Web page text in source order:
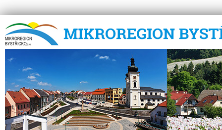
Mikroregion Bystřicko